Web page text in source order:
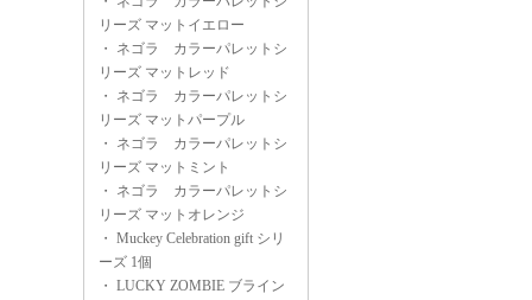
リーズ マットイエロー
・ ネゴラ カラーパレットシ
リーズ マットレッド
・ ネゴラ カラーパレットシ
リーズ マットパープル
・ ネゴラ カラーパレットシ
リーズ マットミント
・ ネゴラ カラーパレットシ
リーズ マットオレンジ
・ Muckey Celebration gift シリ
ーズ 1個
・ LUCKY ZOMBIE ブライン